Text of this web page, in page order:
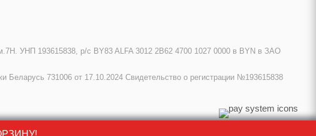
УНП 193615838, р/с BY83 ALFA 3012 2B62 4700 1027 0000 в BYN в ЗАО
Беларусь 731006 от 17.10.2024 Свидетельство о регистрации №193615838